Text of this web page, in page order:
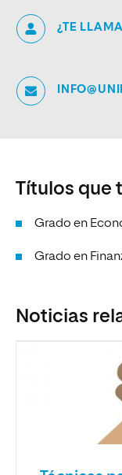
¿TE
Títulos que
Grado en
Grado en
Noticias